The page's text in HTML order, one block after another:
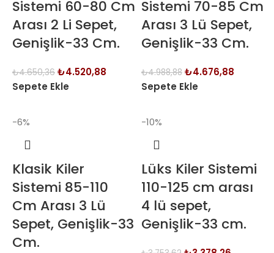
Sistemi 60-80 Cm
Arası 2 Li Sepet,
Genişlik-33 Cm.
₺4.650,36 ₺4.520,88
Sepete Ekle
Sistemi 70-85 Cm
Arası 3 Lü Sepet,
Genişlik-33 Cm.
₺4.988,88 ₺4.676,88
Sepete Ekle
-6%
Klasik Kiler
Sistemi 85-110
Cm Arası 3 Lü
Sepet, Genişlik-33
Cm.
-10%
Lüks Kiler Sistemi
110-125 cm arası
4 lü sepet,
Genişlik-33 cm.